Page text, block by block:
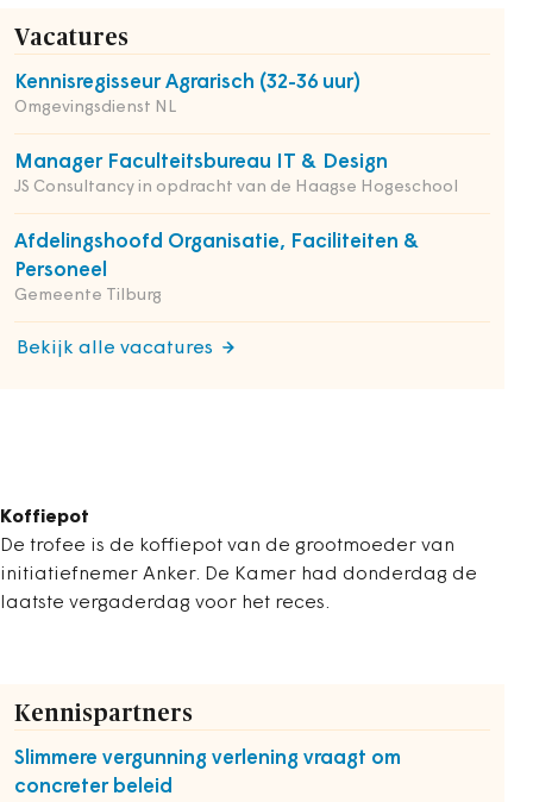
Vacatures
Kennisregisseur Agrarisch (32-36 uur)
Omgevingsdienst NL
Manager Faculteitsbureau IT & Design
JS Consultancy in opdracht van de Haagse Hogeschool
Afdelingshoofd Organisatie, Faciliteiten &
Personeel
Gemeente Tilburg
Bekijk alle vacatures
Koffiepot
De trofee is de koffiepot van de grootmoeder van
initiatiefnemer Anker. De Kamer had donderdag de
laatste vergaderdag voor het reces.
Kennispartners
Slimmere vergunning verlening vraagt om
concreter beleid